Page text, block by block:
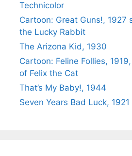
Technicolor
Cartoon: Great Guns!, 1927
the Lucky Rabbit
The Arizona Kid, 1930
Cartoon: Feline Follies,
of Felix the Cat
That’s My Baby!, 1944
Seven Years Bad Luck, 1921